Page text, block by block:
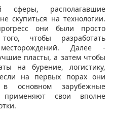
сферы, располагавшие
скупиться на технологии.
они были просто
чтобы разработать
Далее -
пласты, а затем чтобы
на бурение, логистику,
на первых порах они
основном зарубежные
применяют свои вполне